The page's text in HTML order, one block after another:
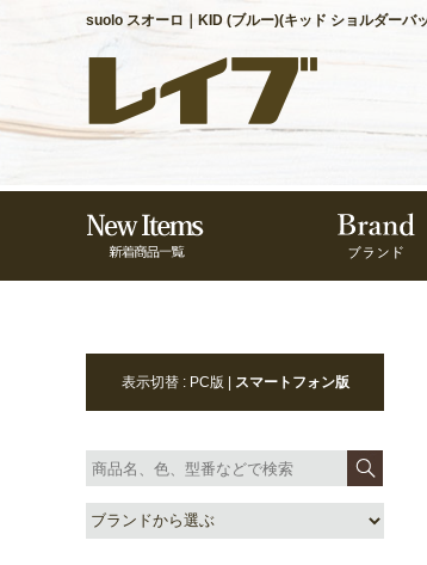
suolo スオーロ｜KID (ブルー)(キッド ショルダーバ
表示切替 : PC版 | スマートフォン版